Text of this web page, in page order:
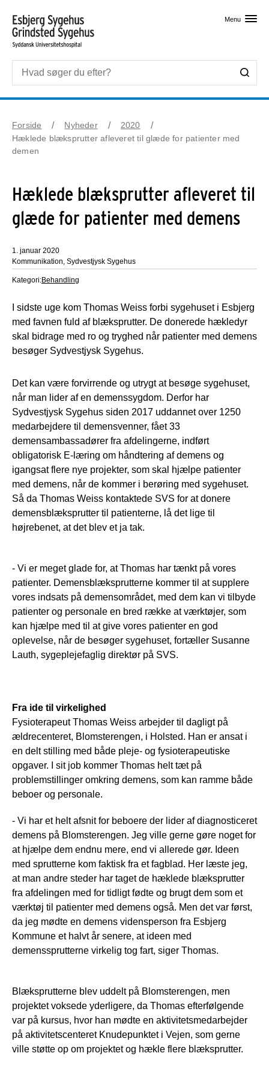
Menu
Forside Nyheder
2020
Hæklede blæksprutter afleveret til glæde for patienter med
demen
Hæklede blæksprutter afleveret til
glæde for patienter med demens
1. januar 2020
Kommunikation, Sydvestjysk Sygehus
Kategori:Behandling
I sidste uge kom Thomas Weiss forbi sygehuset i Esbjerg
med favnen fuld af blæksprutter. De donerede hækledyr
skal bidrage med ro og tryghed når patienter med demens
besøger Sydvestjysk Sygehus.
Det kan være forvirrende og utrygt at besøge sygehuset,
når man lider af en demenssygdom. Derfor har
Sydvestjysk Sygehus siden 2017 uddannet over 1250
medarbejdere til demensvenner, fået 33
demensambassadører fra afdelingerne, indført
obligatorisk E-læring om håndtering af demens og
igangsat flere nye projekter, som skal hjælpe patienter
med demens, når de kommer i berøring med sygehuset.
Så da Thomas Weiss kontaktede SVS for at donere
demensblæksprutter til patienterne, lå det lige til
højrebenet, at det blev et ja tak.
- Vi er meget glade for, at Thomas har tænkt på vores
patienter. Demensblæksprutterne kommer til at supplere
vores indsats på demensområdet, med dem kan vi tilbyde
patienter og personale en bred række at værktøjer, som
kan hjælpe med til at give vores patienter en god
oplevelse, når de besøger sygehuset, fortæller Susanne
Lauth, sygeplejefaglig direktør på SVS.
Fra ide til virkelighed
Fysioterapeut Thomas Weiss arbejder til dagligt på
ældrecenteret, Blomsterengen, i Holsted. Han er ansat i
en delt stilling med både pleje- og fysioterapeutiske
opgaver. I sit job kommer Thomas helt tæt på
problemstillinger omkring demens, som kan ramme både
beboer og personale.
- Vi har et helt afsnit for beboere der lider af diagnosticeret
demens på Blomsterengen. Jeg ville gerne gøre noget for
at hjælpe dem endnu mere, end vi allerede gør. Ideen
med sprutterne kom faktisk fra et fagblad. Her læste jeg,
at man andre steder har taget de hæklede blæksprutter
fra afdelingen med for tidligt fødte og brugt dem som et
værktøj til patienter med demens også. Men det var først,
da jeg mødte en demens vidensperson fra Esbjerg
Kommune et halvt år senere, at ideen med
demenssprutterne virkelig tog fart, siger Thomas.
Blæksprutterne blev uddelt på Blomsterengen, men
projektet voksede yderligere, da Thomas efterfølgende
var på kursus, hvor han mødte en aktivitetsmedarbejder
på aktivitetscenteret Knudepunktet i Vejen, som gerne
ville støtte op om projektet og hækle flere blæksprutter.